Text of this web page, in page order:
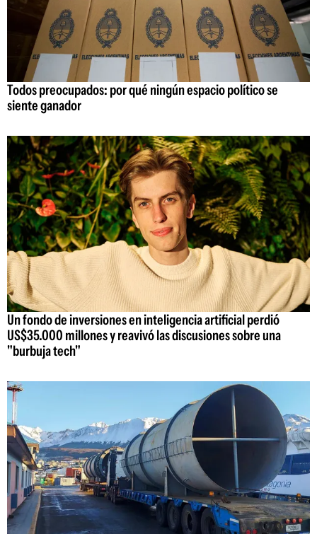
Todos preocupados: por qué ningún espacio político se
siente ganador
Un fondo de inversiones en inteligencia artificial perdió
US$35.000 millones y reavivó las discusiones sobre una
"burbuja tech"